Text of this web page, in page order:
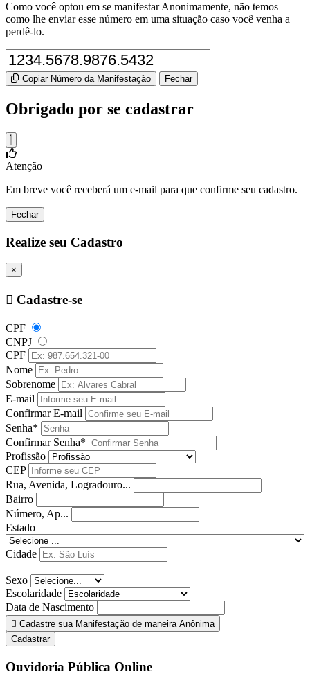
Como você optou em se manifestar Anonimamente, não temos
como lhe enviar esse número em uma situação caso você venha a
perdê-lo.
Copiar Número da Manifestação Fechar
Obrigado por se cadastrar
Atenção
Em breve você receberá um e-mail para que confirme seu cadastro.
Fechar
Realize seu Cadastro
×
Cadastre-se
CPF
CNPJ
CPF
Nome
Sobrenome
E-mail
Confirmar E-mail
Senha*
Confirmar Senha*
Profissão
CEP
Rua, Avenida, Logradouro...
Bairro
Número, Ap...
Estado
Cidade
Sexo
Escolaridade
Data de Nascimento
Cadastre sua Manifestação de maneira Anônima
Cadastrar
Ouvidoria Pública Online